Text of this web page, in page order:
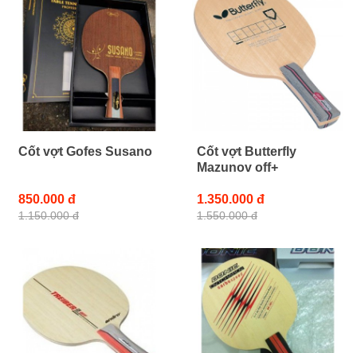
Cốt vợt Gofes Susano
850.000 đ
1.150.000 đ
Cốt vợt Butterfly
Mazunov off+
1.350.000 đ
1.550.000 đ